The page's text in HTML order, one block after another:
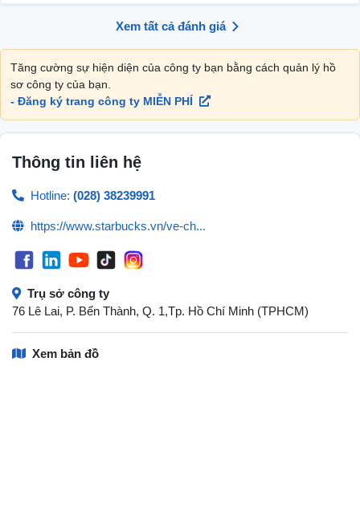
Xem tất cả đánh giá
Tăng cường sự hiện diện của công ty bạn bằng cách quản lý hồ
sơ công ty của bạn.
- Đăng ký trang công ty MIỄN PHÍ
Thông tin liên hệ
Hotline: (028) 38239991
https://www.starbucks.vn/ve-ch...
Trụ sở công ty
76 Lê Lai, P. Bến Thành, Q. 1,Tp. Hồ Chí Minh (TPHCM)
Xem bản đồ